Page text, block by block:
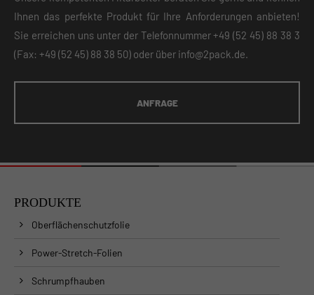
Ihnen das perfekte Produkt für Ihre Anforderungen anbieten!
Sie erreichen uns unter der Telefonnummer+49 (52 45) 88 38 3
(Fax: +49 (52 45) 88 38 50) oder über info@2pack.de.
ANFRAGE
PRODUKTE
Oberflächenschutzfolie
Power-Stretch-Folien
Schrumpfhauben